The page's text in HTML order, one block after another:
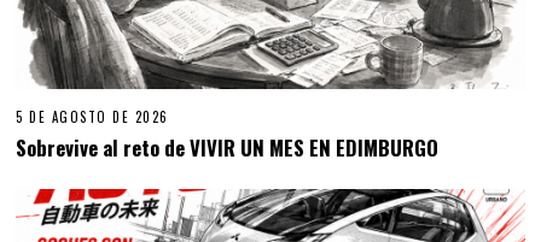
5 DE AGOSTO DE 2026
Sobrevive al reto de VIVIR UN MES EN EDIMBURGO